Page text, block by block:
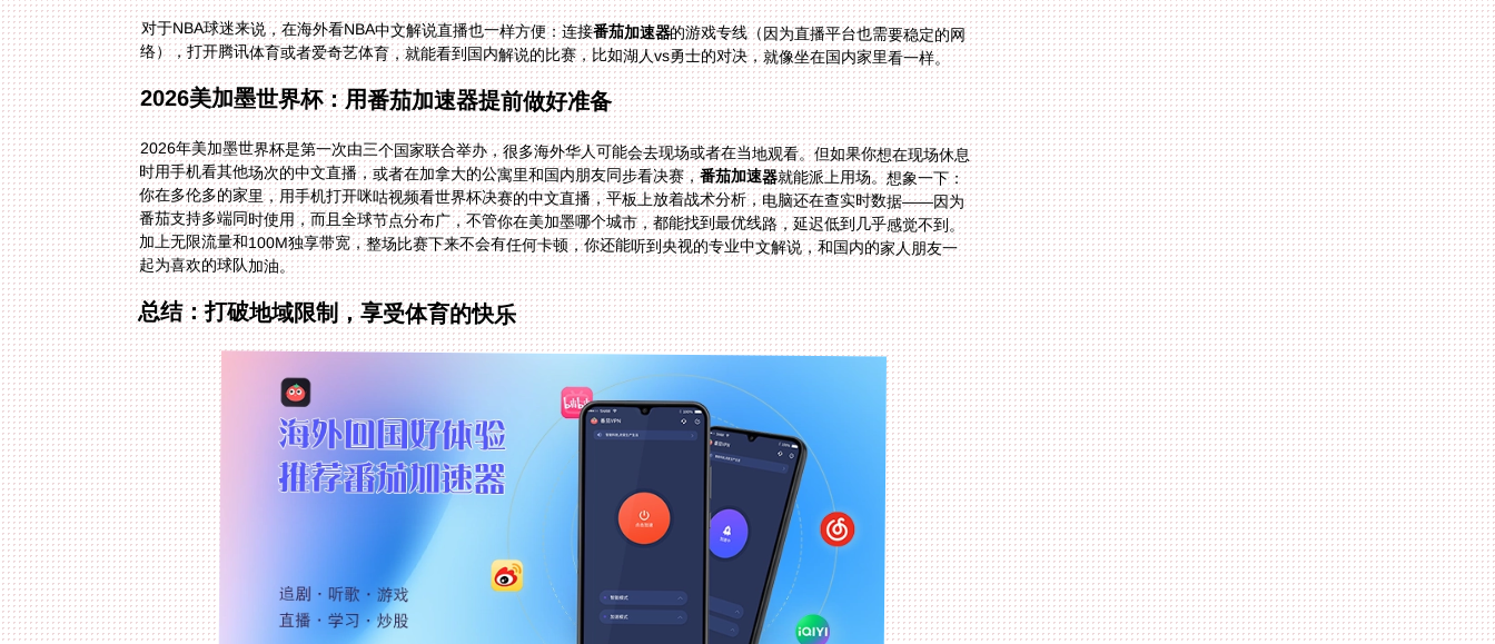
对于NBA球迷来说，在海外看NBA中文解说直播也一样方便：连接番茄加速器的游戏专线（因为直播平台也需要稳定的网
络），打开腾讯体育或者爱奇艺体育，就能看到国内解说的比赛，比如湖人vs勇士的对决，就像坐在国内家里看一样。
2026美加墨世界杯：用番茄加速器提前做好准备
2026年美加墨世界杯是第一次由三个国家联合举办，很多海外华人可能会去现场或者在当地观看。但如果你想在现场休息
时用手机看其他场次的中文直播，或者在加拿大的公寓里和国内朋友同步看决赛，番茄加速器就能派上用场。想象一下：
你在多伦多的家里，用手机打开咪咕视频看世界杯决赛的中文直播，平板上放着战术分析，电脑还在查实时数据——因为
番茄支持多端同时使用，而且全球节点分布广，不管你在美加墨哪个城市，都能找到最优线路，延迟低到几乎感觉不到。
加上无限流量和100M独享带宽，整场比赛下来不会有任何卡顿，你还能听到央视的专业中文解说，和国内的家人朋友一
起为喜欢的球队加油。
总结：打破地域限制，享受体育的快乐